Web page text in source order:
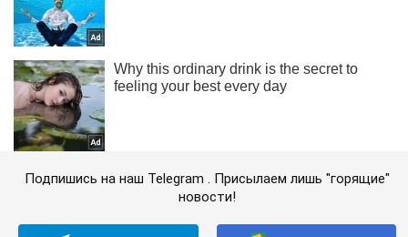
Подпишись на наш Telegram . Присылаем лишь "горящие"
новости!